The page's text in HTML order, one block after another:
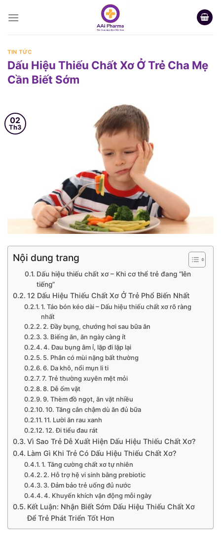
TIN TỨC
Dấu Hiệu Thiếu Chất Xơ Ở Trẻ Cha Mẹ
Cần Biết Sớm
02
Th3
Nội dung trang
Dấu hiệu thiếu chất xơ – Khi cơ thể trẻ đang “lên
tiếng”
12 Dấu Hiệu Thiếu Chất Xơ Ở Trẻ Phổ Biến Nhất
1. Táo bón kéo dài – Dấu hiệu thiếu chất xơ rõ ràng
nhất
2. Đầy bụng, chướng hơi sau bữa ăn
3. Biếng ăn, ăn ngày càng ít
4. Đau bụng âm ỉ, lặp đi lặp lại
5. Phân có mùi nặng bất thường
6. Da khô, nổi mụn li ti
7. Trẻ thường xuyên mệt mỏi
8. Dễ ốm vặt
9. Thèm đồ ngọt, ăn vặt nhiều
10. Tăng cân chậm dù ăn đủ bữa
11. Lười ăn rau xanh
12. Đi tiểu đau rát
Vì Sao Trẻ Dễ Xuất Hiện Dấu Hiệu Thiếu Chất Xơ?
Làm Gì Khi Trẻ Có Dấu Hiệu Thiếu Chất Xơ?
1. Tăng cường chất xơ tự nhiên
2. Hỗ trợ hệ vi sinh bằng prebiotic
3. Đảm bảo trẻ uống đủ nước
4. Khuyến khích vận động mỗi ngày
Kết Luận: Nhận Biết Sớm Dấu Hiệu Thiếu Chất Xơ
Để Trẻ Phát Triển Tốt Hơn